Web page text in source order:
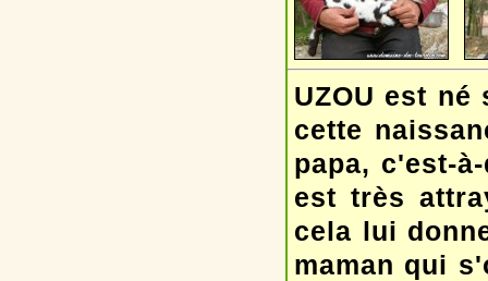
UZOU est
cette
papa, c'est-
est très
cela lui
maman qui